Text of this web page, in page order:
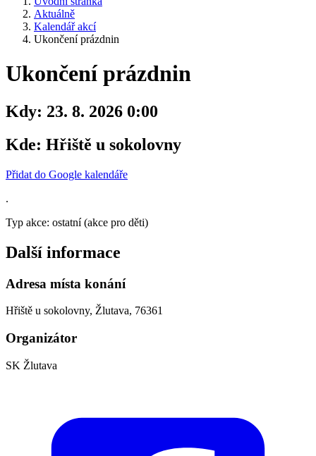
Aktuálně
Kalendář akcí
Ukončení prázdnin
Ukončení prázdnin
Kdy: 23. 8. 2026 0:00
Kde: Hřiště u sokolovny
Přidat do Google kalendáře
.
Typ akce: ostatní (akce pro děti)
Další informace
Adresa místa konání
Hřiště u sokolovny, Žlutava, 76361
Organizátor
SK Žlutava